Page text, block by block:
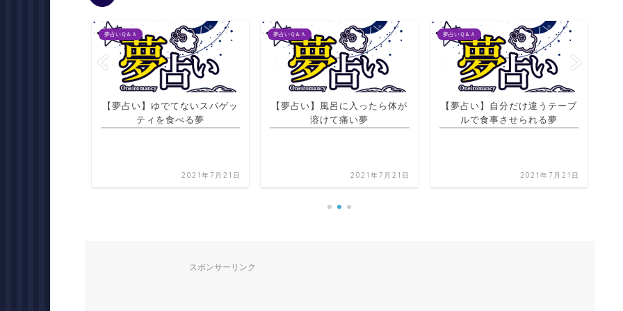
夢占いＱ＆Ａ
【夢占い】風呂に入ったら体が
溶けて痛い夢
2021年7月21日
夢占いＱ＆Ａ
【夢占い】自分だけ違うテーブ
ルで食事させられる夢
2021年7月21日
夢占いＱ＆Ａ
【夢占い】ゆでてないスパゲッ
2021年7月21日
スポンサーリンク